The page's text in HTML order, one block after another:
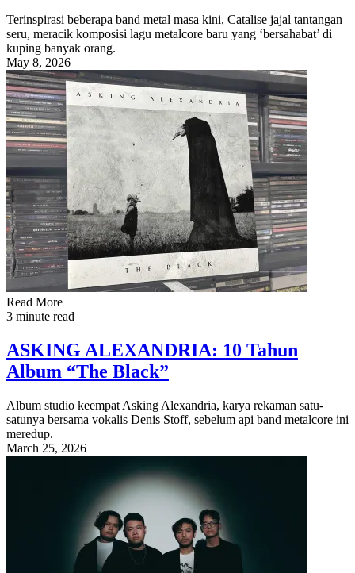
Terinspirasi beberapa band metal masa kini, Catalise jajal tantangan
seru, meracik komposisi lagu metalcore baru yang ‘bersahabat’ di
kuping banyak orang.
May 8, 2026
Read More
3 minute read
ASKING ALEXANDRIA: 10 Tahun
Album “The Black”
Album studio keempat Asking Alexandria, karya rekaman satu-
satunya bersama vokalis Denis Stoff, sebelum api band metalcore ini
meredup.
March 25, 2026